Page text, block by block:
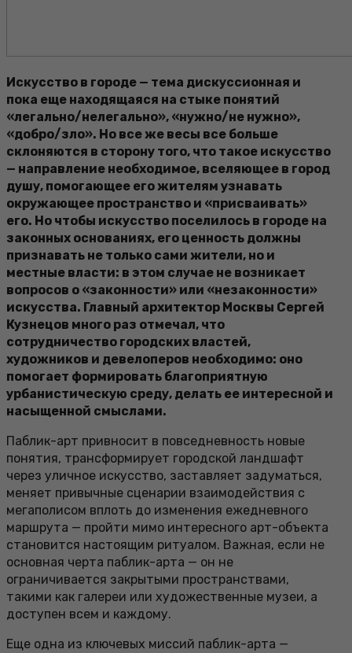
Искусство в городе — тема дискуссионная и
пока еще находящаяся на стыке понятий
«легально/нелегально», «нужно/не нужно»,
«добро/зло». Но все же весы все больше
склоняются в сторону того, что такое искусство
— направление необходимое, вселяющее в город
душу, помогающее его жителям узнавать
окружающее пространство и «присваивать»
его. Но чтобы искусство поселилось в городе на
законных основаниях, его ценность должны
признавать не только сами жители, но и
местные власти: в этом случае не возникает
вопросов о «законности» или «незаконности»
искусства. Главный архитектор Москвы Сергей
Кузнецов много раз отмечал, что
сотрудничество городских властей,
художников и девелоперов необходимо: оно
помогает формировать благоприятную
урбанистическую среду, делать ее интересной и
насыщенной смыслами.
Паблик-арт привносит в повседневность новые
понятия, трансформирует городской ландшафт
через уличное искусство, заставляет задуматься,
меняет привычные сценарии взаимодействия с
мегаполисом вплоть до изменения ежедневного
маршрута — пройти мимо интересного арт-объекта
становится настоящим ритуалом. Важная, если не
основная черта паблик-арта — он не
ограничивается закрытыми пространствами,
такими как галереи или художественные музеи, а
доступен всем и каждому.
Еще одна из ключевых миссий паблик-арта —